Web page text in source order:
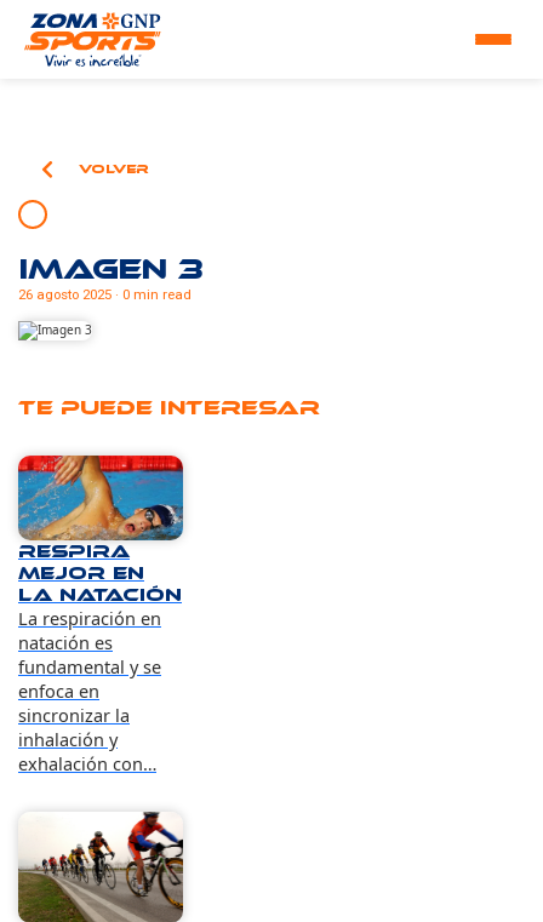
Volver
Imagen 3
26 agosto 2025 · 0 min read
Te puede interesar
Respira
mejor en
la natación
La respiración en
natación es
fundamental y se
enfoca en
sincronizar la
inhalación y
exhalación con…